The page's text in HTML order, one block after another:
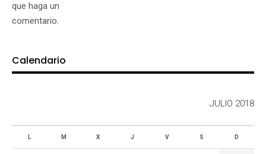
que haga un
comentario.
Calendario
JULIO 2018
L M X J V S D